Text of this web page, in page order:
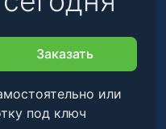
Заказать
или
под ключ